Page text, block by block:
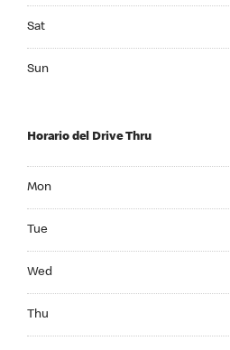
Sat
Sun
Horario del Drive Thru
Mon
Tue
Wed
Thu